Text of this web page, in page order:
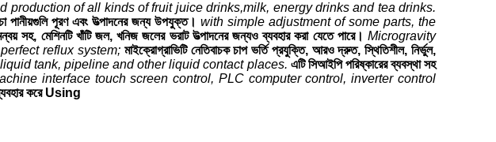
of all kinds of fruit juice drinks,milk, energy drinks and tea drinks.
পানীয়গুলি পূরণ এবং উত্পাদনের জন্য উপযুক্ত। with simple adjustment of some parts, the
সহ, মেশিনটি খাঁটি জল, খনিজ জলের ভরাট উত্পাদনের জন্যও ব্যবহার করা যেতে পারে। Microgravity
reflux system; মাইক্রোগ্রাভিটি নেতিবাচক চাপ ভর্তি প্রযুক্তি, আরও দ্রুত, স্থিতিশীল, নির্ভুল,
tank, pipeline and other liquid contact places. এটি সিআইপি পরিষ্কারের ব্যবস্থা সহ
interface touch screen control, PLC computer control, inverter control
ব্যবহার করে Using